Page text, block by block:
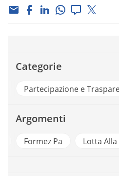
Categorie
Partecipazione e
Argomenti
Formez Pa Lotta